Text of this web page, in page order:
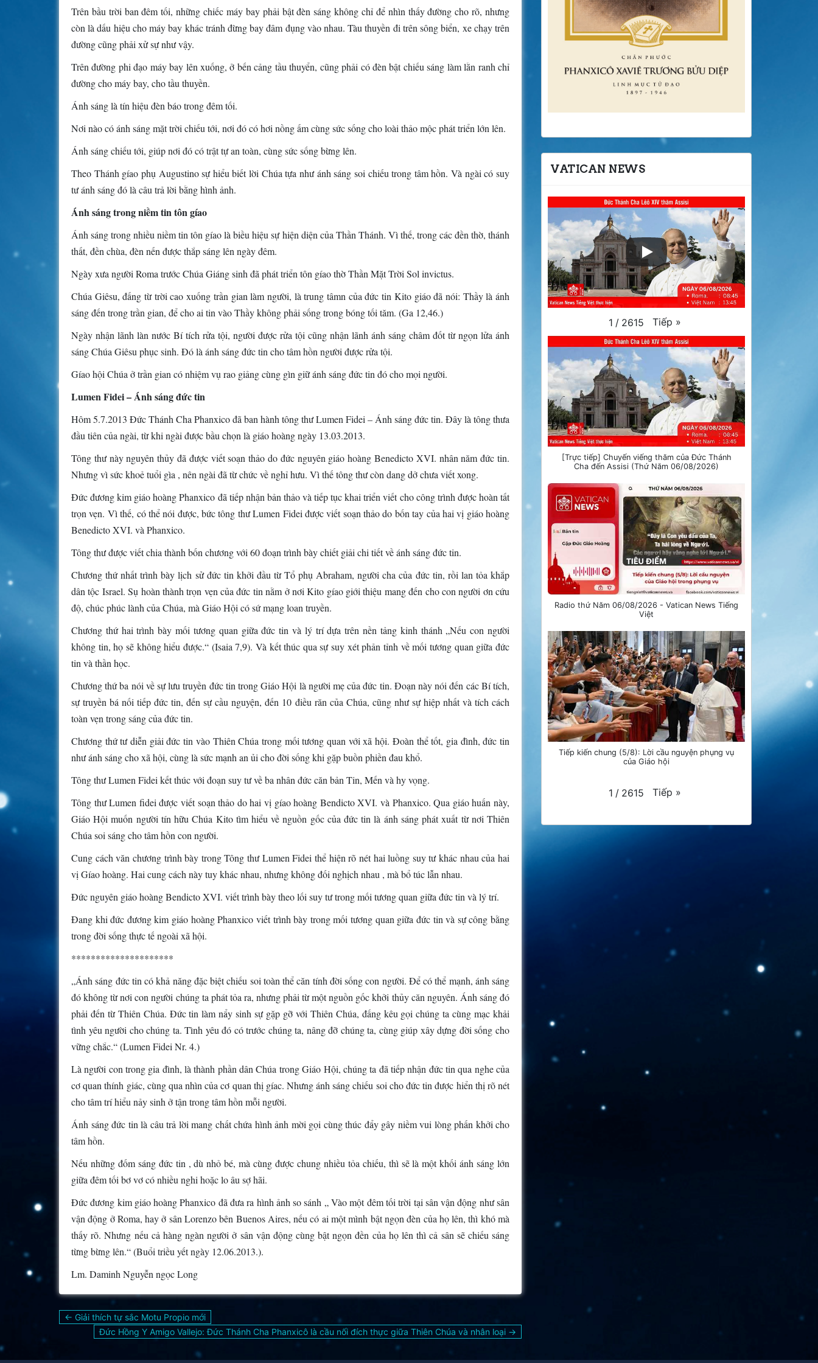
Trên bầu trời ban đêm tối, những chiếc máy bay phải bật đèn sáng không chỉ để nhìn thấy đường cho rõ, nhưng
còn là dấu hiệu cho máy bay khác tránh đừng bay đâm đụng vào nhau. Tàu thuyền đi trên sông biển, xe chạy trên
đường cũng phải xử sự như vậy.
Trên đường phi đạo máy bay lên xuống, ở bến cảng tầu thuyển, cũng phải có đèn bật chiếu sáng làm lằn ranh chỉ
đường cho máy bay, cho tầu thuyền.
Ánh sáng là tín hiệu đèn báo trong đêm tối.
Nơi nào có ánh sáng mặt trời chiếu tới, nơi đó có hơi nồng ấm cùng sức sống cho loài thảo mộc phát triển lớn lên.
Ánh sáng chiếu tới, giúp nơi đó có trật tự an toàn, cùng sức sống bừng lên.
Theo Thánh gíao phụ Augustino sự hiểu biết lời Chúa tựa như ánh sáng soi chiếu trong tâm hồn. Và ngài có suy
tư ánh sáng đó là câu trả lời bằng hình ảnh.
Ánh sáng trong niềm tin tôn gíao
Ánh sáng trong nhiều niềm tin tôn gíao là biều hiệu sự hiện diện của Thần Thánh. Vì thế, trong các đền thờ, thánh
thất, đền chùa, đèn nến được thắp sáng lên ngày đêm.
Ngày xưa người Roma trước Chúa Giáng sinh đã phát triển tôn gíao thờ Thần Mặt Trời Sol invictus.
Chúa Giêsu, đấng từ trời cao xuống trần gian làm người, là trung tâmn của đức tin Kito giáo đã nói: Thầy là ánh
sáng đến trong trần gian, để cho ai tin vào Thầy không phải sống trong bóng tối tăm. (Ga 12,46.)
Ngày nhận lãnh làn nước Bí tích rửa tội, người được rửa tội cũng nhận lãnh ánh sáng châm đốt từ ngọn lửa ánh
sáng Chúa Giêsu phục sinh. Đó là ánh sáng đức tin cho tâm hồn người được rửa tội.
Gíao hội Chúa ở trần gian có nhiệm vụ rao giảng cùng gìn giữ ánh sáng đức tin đó cho mọi người.
Lumen Fidei – Ánh sáng đức tin
Hôm 5.7.2013 Đức Thánh Cha Phanxico đã ban hành tông thư Lumen Fidei – Ánh sáng đức tin. Đây là tông thưa
đầu tiên của ngài, từ khi ngài được bầu chọn là giáo hoàng ngày 13.03.2013.
Tông thư này nguyên thủy đã được viết soạn thảo do đức nguyên giáo hoàng Benedicto XVI. nhân năm đức tin.
Nhưng vì sức khoẻ tuổi gìa , nên ngài đã từ chức về nghỉ hưu. Vì thế tông thư còn dang dở chưa viết xong.
Đức đương kim giáo hoàng Phanxico đã tiếp nhận bản thảo và tiếp tục khai triển viết cho công trình được hoàn tất
trọn vẹn. Vì thế, có thể nói được, bức tông thư Lumen Fidei được viết soạn thảo do bốn tay của hai vị giáo hoàng
Benedicto XVI. và Phanxico.
Tông thư được viết chia thành bốn chương với 60 đoạn trình bày chiết giải chi tiết về ánh sáng đức tin.
Chương thứ nhất trình bày lịch sử đức tin khởi đầu từ Tổ phụ Abraham, người cha của đức tin, rồi lan tỏa khắp
dân tộc Israel. Sụ hoàn thành trọn vẹn của đức tin nằm ở nơi Kito gíao giới thiệu mang đến cho con người ơn cứu
độ, chúc phúc lành của Chúa, mà Giáo Hội có sứ mạng loan truyền.
Chương thứ hai trình bày mối tương quan giữa đức tin và lý trí dựa trên nền tảng kinh thánh „Nếu con người
không tin, họ sẽ không hiểu được.“ (Isaia 7,9). Và kết thúc qua sự suy xét phản tỉnh về mối tương quan giữa đức
tin và thần học.
Chương thứ ba nói về sự lưu truyền đức tin trong Giáo Hội là người mẹ của đức tin. Đoạn này nói đến các Bí tích,
sự truyền bá nối tiếp đức tin, đến sự cầu nguyện, đến 10 điều răn của Chúa, cũng như sự hiệp nhất và tích cách
toàn vẹn trong sáng của đức tin.
Chương thứ tư diễn giải đức tin vào Thiên Chúa trong mối tương quan với xã hội. Đoàn thể tốt, gia đình, đức tin
như ánh sáng cho xã hội, cùng là sức mạnh an ủi cho đời sống khi gặp buồn phiền đau khổ.
Tông thư Lumen Fidei kết thúc với đoạn suy tư về ba nhân đức căn bản Tin, Mến và hy vọng.
Tông thư Lumen fidei được viết soạn thảo do hai vị gíao hoàng Bendicto XVI. và Phanxico. Qua giáo huấn này,
Giáo Hội muốn người tín hữu Chúa Kito tìm hiểu về nguồn gốc của đức tin là ánh sáng phát xuất từ nơi Thiên
Chúa soi sáng cho tâm hồn con người.
Cung cách văn chương trình bày trong Tông thư Lumen Fidei thể hiện rõ nét hai luồng suy tư khác nhau của hai
vị Gíao hoàng. Hai cung cách này tuy khác nhau, nhưng không đối nghịch nhau , mà bổ túc lẫn nhau.
Đức nguyên giáo hoàng Bendicto XVI. viết trình bày theo lối suy tư trong mối tương quan giữa đức tin và lý trí.
Đang khi đức đương kim giáo hoàng Phanxico viết trình bày trong mối tương quan giữa đức tin và sự công bằng
trong đời sống thực tế ngoài xã hội.
*********************
„Ánh sáng đức tin có khả năng đặc biệt chiếu soi toàn thể căn tính đời sống con người. Để có thể mạnh, ánh sáng
đó không từ nơi con người chúng ta phát tỏa ra, nhưng phải từ một nguồn gốc khởi thủy căn nguyên. Ánh sáng đó
phải đến từ Thiên Chúa. Đức tin làm nẩy sinh sự gặp gỡ với Thiên Chúa, đấng kêu gọi chúng ta cùng mạc khải
tình yêu người cho chúng ta. Tình yêu đó có trước chúng ta, nâng đỡ chúng ta, cùng giúp xây dựng đời sống cho
vững chắc.“ (Lumen Fidei Nr. 4.)
Là người con trong gia đình, là thành phần dân Chúa trong Giáo Hội, chúng ta đã tiếp nhận đức tin qua nghe của
cơ quan thính giác, cùng qua nhìn của cơ quan thị gíac. Nhưng ánh sáng chiếu soi cho đức tin được hiển thị rõ nét
cho tâm trí hiểu nảy sinh ở tận trong tâm hồn mỗi người.
Ánh sáng đức tin là câu trả lời mang chất chứa hình ảnh mời gọi cùng thúc đẩy gây niềm vui lòng phấn khởi cho
tâm hồn.
Nếu những đốm sáng đức tin , dù nhỏ bé, mà cùng được chung nhiều tỏa chiếu, thì sẽ là một khối ánh sáng lớn
giữa đêm tối bơ vơ có nhiều nghi hoặc lo âu sợ hãi.
Đức đương kim giáo hoàng Phanxico đã đưa ra hình ảnh so sánh „ Vào một đêm tối trời tại sân vận động như sân
vận động ở Roma, hay ở sân Lorenzo bên Buenos Aires, nếu có ai một mình bật ngọn đèn của họ lên, thì khó mà
thấy rõ. Nhưng nếu cả hàng ngàn người ở sân vận động cùng bật ngọn đền của họ lên thì cả sân sẽ chiếu sáng
từng bừng lên.“ (Buổi triều yết ngày 12.06.2013.).
Lm. Daminh Nguyễn ngọc Long
Điều
hướng
← Giải thích tự sắc Motu Propio mới
Đức Hồng Y Amigo Vallejo: Đức Thánh Cha Phanxicô là cầu nối đích thực giữa Thiên Chúa và nhân loại →
VATICAN NEWS
1 / 2615 Tiếp »
[Trực tiếp] Chuyến viếng thăm của Đức Thánh
Cha đến Assisi (Thứ Năm 06/08/2026)
Radio thứ Năm 06/08/2026 - Vatican News Tiếng
Việt
Tiếp kiến chung (5/8): Lời cầu nguyện phụng vụ
của Giáo hội
1 / 2615 Tiếp »